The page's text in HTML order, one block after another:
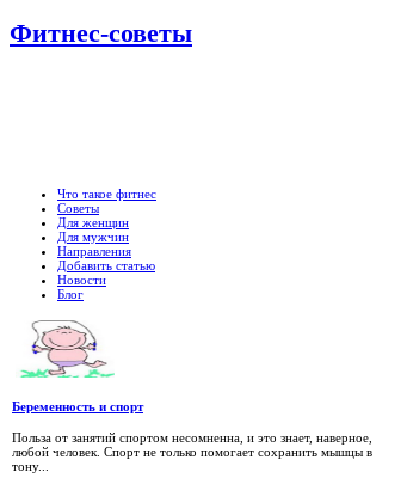
Фитнес-советы
Что такое фитнес
Советы
Для женщин
Для мужчин
Направления
Добавить статью
Новости
Блог
Беременность и спорт
Польза от занятий спортом несомненна, и это знает, наверное,
любой человек. Спорт не только помогает сохранить мышцы в
тону...